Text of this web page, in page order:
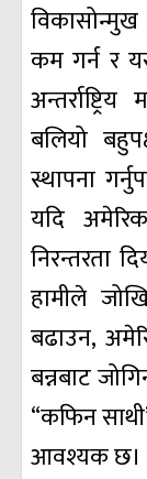
कम गर्न र
बलियो
स्थापना
यदि
निरन्तरता
हामीले
बढाउन,
बन्नबाट
“कफिन
आवश्यक छ।